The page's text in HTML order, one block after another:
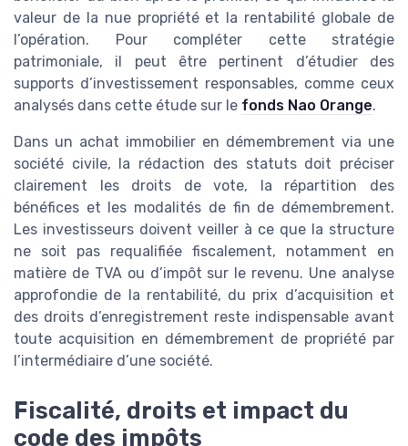
valeur de la nue propriété et la rentabilité globale de
l’opération. Pour compléter cette stratégie
patrimoniale, il peut être pertinent d’étudier des
supports d’investissement responsables, comme ceux
analysés dans cette étude sur le fonds Nao Orange.
Dans un achat immobilier en démembrement via une
société civile, la rédaction des statuts doit préciser
clairement les droits de vote, la répartition des
bénéfices et les modalités de fin de démembrement.
Les investisseurs doivent veiller à ce que la structure
ne soit pas requalifiée fiscalement, notamment en
matière de TVA ou d’impôt sur le revenu. Une analyse
approfondie de la rentabilité, du prix d’acquisition et
des droits d’enregistrement reste indispensable avant
toute acquisition en démembrement de propriété par
l’intermédiaire d’une société.
Fiscalité, droits et impact du
code des impôts